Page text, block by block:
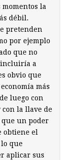
momentos la
débil.
pretenden
por ejemplo
que no
incluiría a
obvio que
más
luego con
con la llave de
que un poder
obtiene el
que
aplicar sus